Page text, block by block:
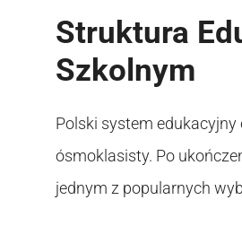
Struktura
Szkolnym
Polski system
ósmoklasisty. Po
jednym z popularnych